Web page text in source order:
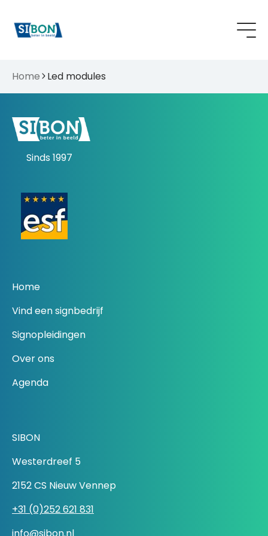
Home Led modules
Sinds 1997
Home
Vind een signbedrijf
Signopleidingen
Over ons
Agenda
SIBON
Westerdreef 5
2152 CS Nieuw Vennep
+31 (0)252 621 831